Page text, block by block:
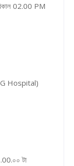
02.00 PM
Hospital)
.00.০০ টা